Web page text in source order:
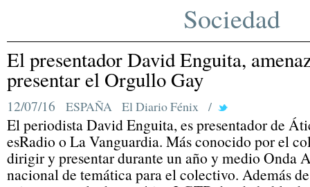
Sociedad
El presentador David Enguita,
presentar el Orgullo Gay
12/07/16 ESPAÑA El Diario Fénix /
El periodista David Enguita, es presentador de
esRadio o La Vanguardia. Más conocido por el
dirigir y presentar durante un año y medio Onda
nacional de temática para el colectivo. Además